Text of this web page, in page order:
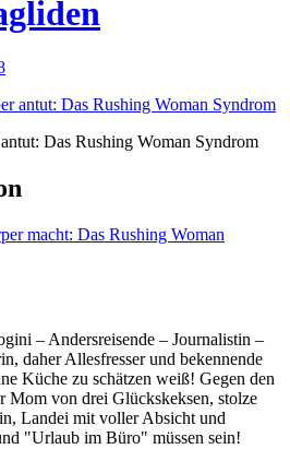
Das Rushing Woman Syndrom
macht: Das Rushing Woman
– Andersreisende – Journalistin –
daher Allesfresser und bekennende
Küche zu schätzen weiß! Gegen den
Mom von drei Glückskeksen, stolze
Landei mit voller Absicht und
"Urlaub im Büro" müssen sein!